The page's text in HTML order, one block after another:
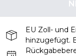
EU Zoll- und
hinzugefügt.